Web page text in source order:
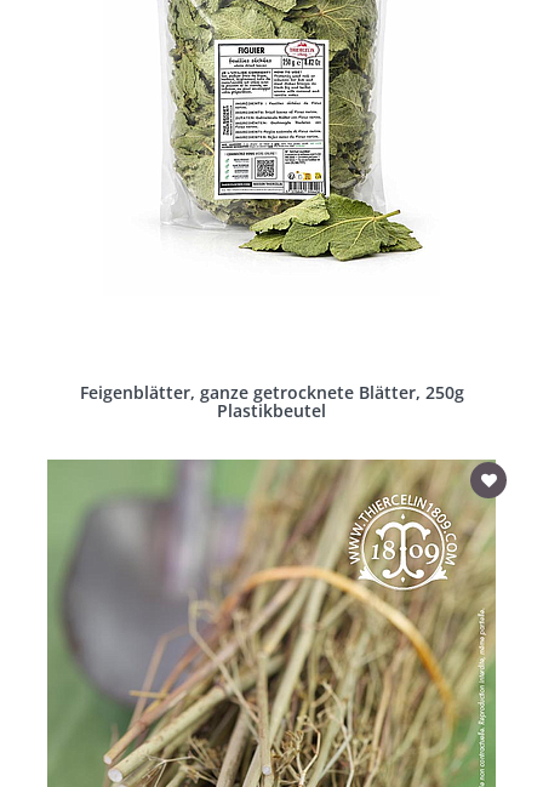
Feigenblätter, ganze getrocknete Blätter, 250g
Plastikbeutel